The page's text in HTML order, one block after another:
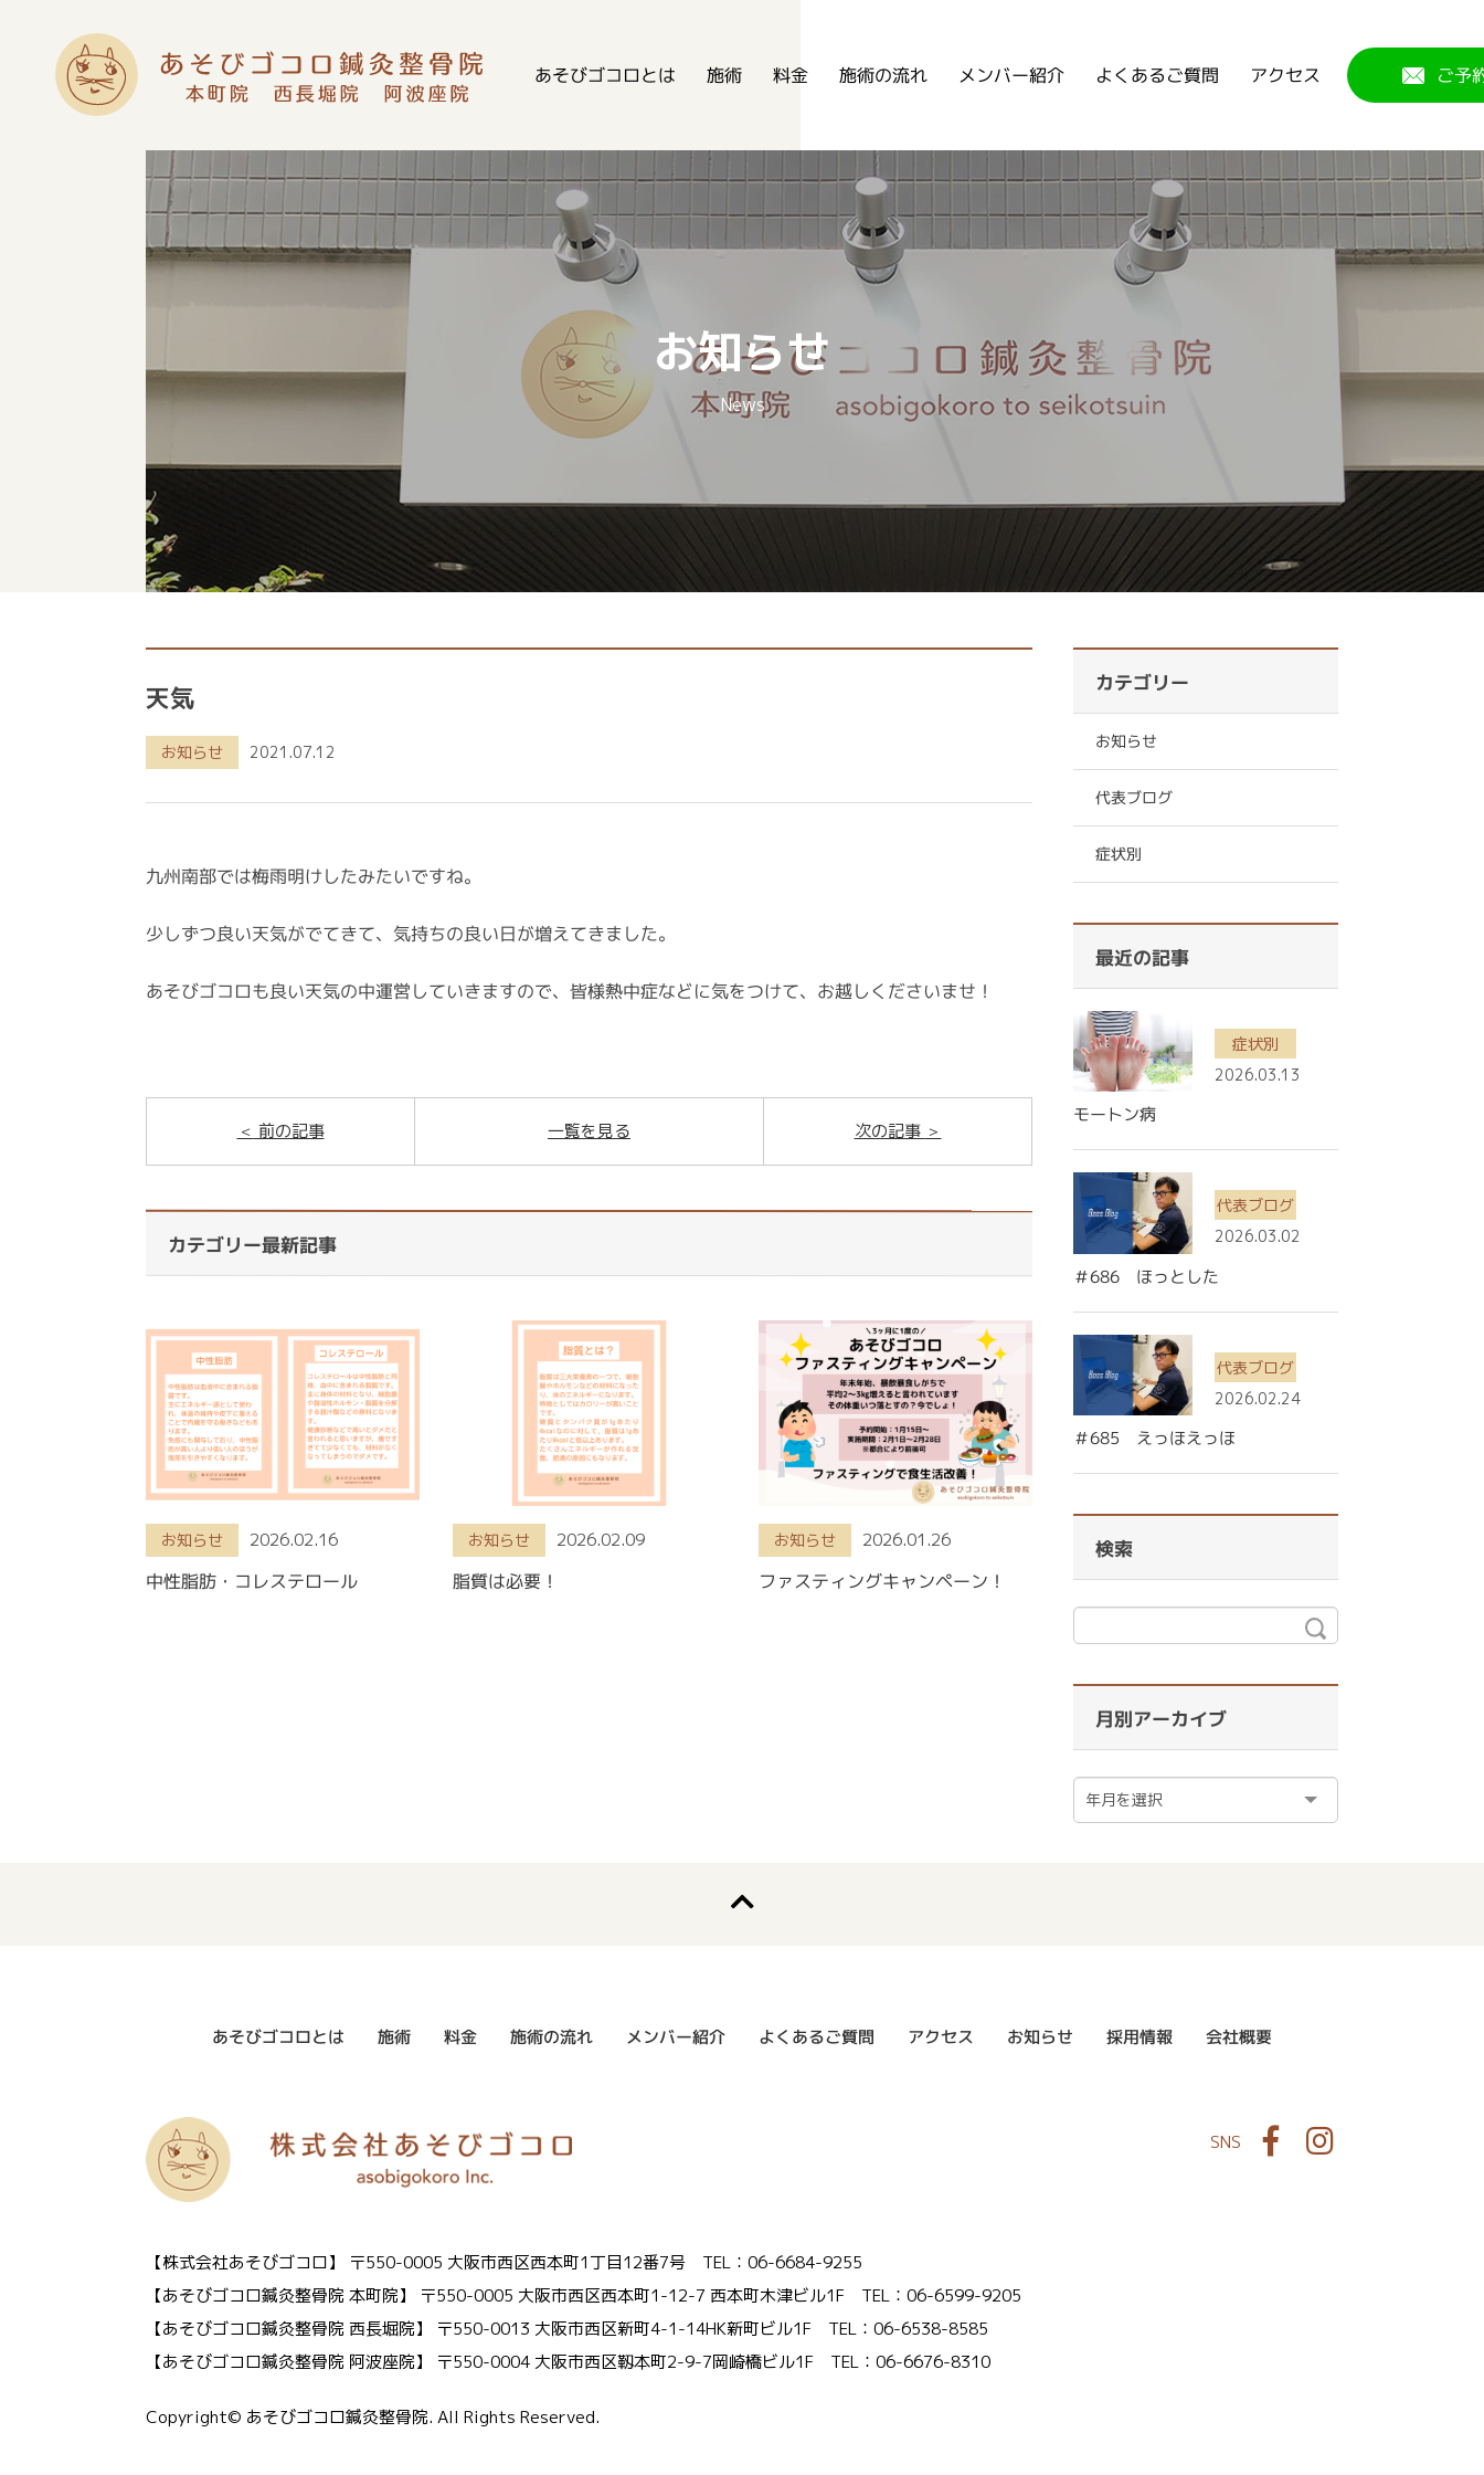
あそびゴコロとは 施術 料金 施術の流れ メンバー紹介 よくあるご質問 アクセス ご予
お知らせ
News
天気
お知らせ 2021.07.12
九州南部では梅雨明けしたみたいですね。
少しずつ良い天気がでてきて、気持ちの良い日が増えてきました。
あそびゴコロも良い天気の中運営していきますので、皆様熱中症などに気をつけて、お越しくださいませ！
前の記事 次の記事
一覧を見る
カテゴリー最新記事
お知らせ 2026.02.16
中性脂肪・コレステロール
お知らせ 2026.02.09
脂質は必要！
お知らせ 2026.01.26
ファスティングキャンペーン！
カテゴリー
お知らせ
代表ブログ
症状別
最近の記事
症状別
2026.03.13
モートン病
代表ブログ
2026.03.02
＃686 ほっとした
代表ブログ
2026.02.24
＃685 えっほえっほ
検索
月別アーカイブ
あそびゴコロとは 施術 料金 施術の流れ メンバー紹介 よくあるご質問 アクセス お知らせ 採用情報 会社概要
【株式会社あそびゴコロ】 〒550-0005 大阪市西区西本町1丁目12番7号 TEL：06-6684-9255
【あそびゴコロ鍼灸整骨院 本町院】
〒550-0005 大阪市西区西本町1-12-7 西本町木津ビル1F TEL：06-6599-9205
【あそびゴコロ鍼灸整骨院 西長堀院】
〒550-0013 大阪市西区新町4-1-14HK新町ビル1F TEL：06-6538-8585
【あそびゴコロ鍼灸整骨院 阿波座院】
〒550-0004 大阪市西区靱本町2-9-7岡崎橋ビル1F TEL：06-6676-8310
SNS Facebook
Copyright© あそびゴコロ鍼灸整骨院. All Rights Reserved.